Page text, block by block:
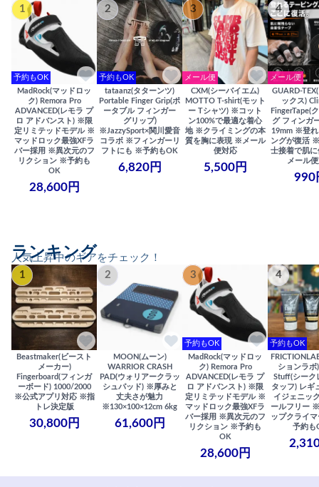
1
予約もOK
MadRock(マッドロッ
ク) Remora Pro
ADVANCED(レモラ プ
ロ アドバンスト) ※限
定リミテッドモデル ※
マッドロック最強XFラ
バー採用 ※異次元のフ
リクション ※予約も
OK
28,600円
2
予約もOK
tataanz(タターンツ)
Portable Finger Grip(ポ
ータブル フィンガー
グリップ)
※JazzySport×関川愛音
コラボ ※フィンガーリ
フトにも ※予約もOK
6,820円
3
メール便
CXM(シーバイエム)
MOTTO T-shirt(モット
ー Tシャツ) ※コット
ン100%で最適な着心
地 ※クライミングの本
質を胸に表現 ※メール
便対応
5,500円
4
メール便
GUARD-
ックス)
FingerTape(
グ フィンガ
19mm ※登れ
ングが復活
士接着で肌
メール
990
人気上昇中のギアをチェック！
ランキング
1
Beastmaker(ビースト
メーカー)
Fingerboard(フィンガ
ーボード) 1000/2000
※公式アプリ対応 ※指
トレ決定版
30,800円
2
MOON(ムーン)
WARRIOR CRASH
PAD(ウォリアークラッ
シュパッド) ※厚みと
丈夫さが魅力
※130×100×12cm 6kg
61,600円
3
予約もOK
MadRock(マッドロッ
ク) Remora Pro
ADVANCED(レモラ プ
ロ アドバンスト) ※限
定リミテッドモデル ※
マッドロック最強XFラ
バー採用 ※異次元のフ
リクション ※予約も
OK
28,600円
4
予約もOK
ションラボ
Stuff(シーク
タッフ) レギ
イジェニッ
ールフリー
ップクライ
予約も